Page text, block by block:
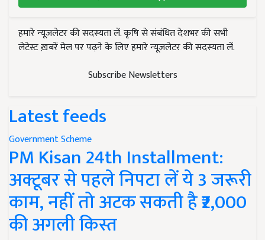
हमारे न्यूज़लेटर की सदस्यता लें. कृषि से संबंधित देशभर की सभी
लेटेस्ट ख़बरें मेल पर पढ़ने के लिए हमारे न्यूज़लेटर की सदस्यता लें.
Subscribe Newsletters
Latest feeds
Government Scheme
PM Kisan 24th Installment:
अक्टूबर से पहले निपटा लें ये 3 जरूरी
काम, नहीं तो अटक सकती है ₹2,000
की अगली किस्त